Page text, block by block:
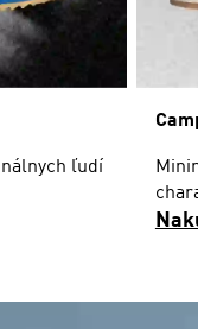
ľudí